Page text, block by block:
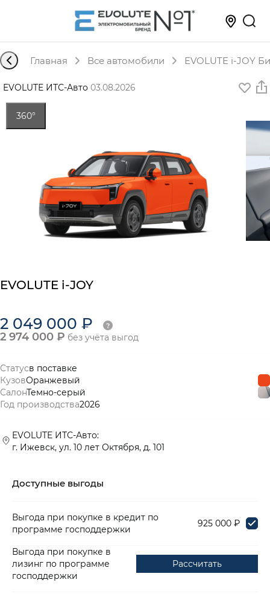
Главная Все автомобили EVOLUTE i-JOY
EVOLUTE ИТС-Авто·03.08.2026
360°
EVOLUTE i-JOY
2 049 000 ₽
2 974 000 ₽ без учёта выгод
Статусв поставке
КузовОранжевый
СалонТемно-серый
Год производства2026
EVOLUTE ИТС-Авто:
г. Ижевск, ул. 10 лет Октября, д. 101
Доступные выгоды
Выгода при покупке в кредит по
программе господдержки
925 000 ₽
Выгода при покупке в
лизинг по программе
господдержки
Рассчитать